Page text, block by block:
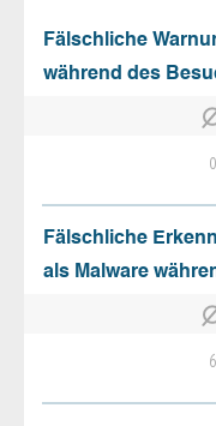
Fälschliche
während des
0
Fälschliche
als Malware
6